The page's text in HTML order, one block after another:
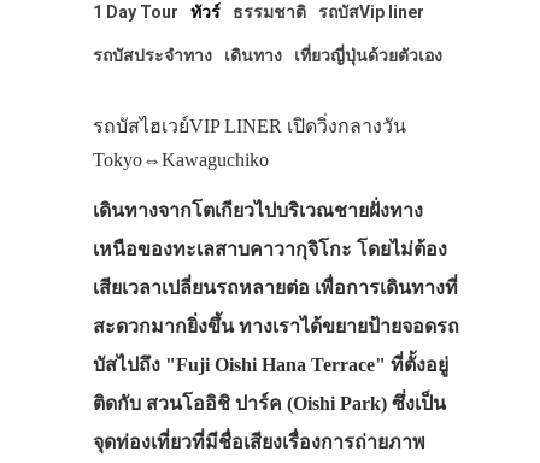
1 Day Tour ทัวร์ ธรรมชาติ รถบัสVip liner
รถบัสประจำทาง เดินทาง เที่ยวญี่ปุ่นด้วยตัวเอง
รถบัสไฮเวย์VIP LINER เปิดวิ่งกลางวัน
Tokyo⇔Kawaguchiko
เดินทางจากโตเกียวไปบริเวณชายฝั่งทาง
เหนือของทะเลสาบคาวากุจิโกะ โดยไม่ต้อง
เสียเวลาเปลี่ยนรถหลายต่อ เพื่อการเดินทางที่
สะดวกมากยิ่งขึ้น ทางเราได้ขยายป้ายจอดรถ
บัสไปถึง "Fuji Oishi Hana Terrace" ที่ตั้งอยู่
ติดกับ สวนโออิชิ ปาร์ค (Oishi Park) ซึ่งเป็น
จุดท่องเที่ยวที่มีชื่อเสียงเรื่องการถ่ายภาพ